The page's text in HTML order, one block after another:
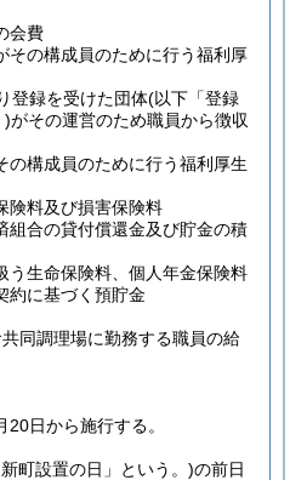
会費
その構成員のために行う福利厚
登録を受けた団体(以下「登録
)がその運営のため職員から徴収
の構成員のために行う福利厚生
険料及び損害保険料
組合の貸付償還金及び貯金の積
う生命保険料、個人年金保険料
約に基づく預貯金
同調理場に勤務する職員の給
日から施行する。
町設置の日」という。)の前日